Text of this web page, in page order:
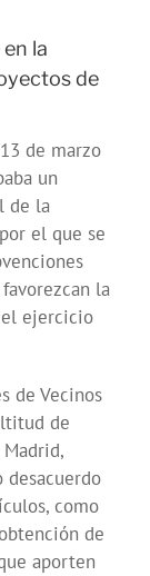
la
de
de marzo
un
de la
el que se
la
ejercicio
de Vecinos
de
como
de
aporten